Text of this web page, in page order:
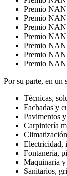
Premio NAN
Premio
Premio
Premio NAN
Premio NAN
Premio NAN
Premio NAN
Por su parte, en un
Técnicas,
Fachadas y
Pavimentos
Carpintería
Electricidad,
Fontanería,
Maquinaria y
Sanitarios,